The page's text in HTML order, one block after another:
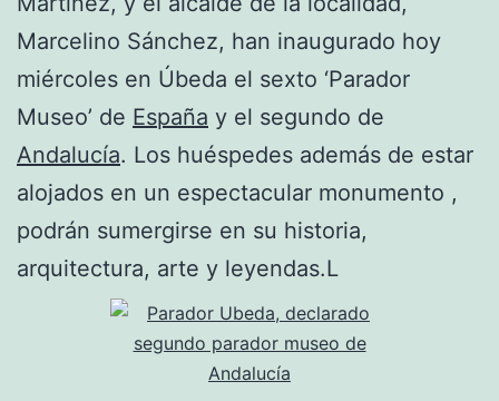
Marcelino Sánchez, han inaugurado hoy
miércoles en Úbeda el sexto ‘Parador
Museo’ de España y el segundo de
Andalucía. Los huéspedes además de estar
alojados en un espectacular monumento ,
podrán sumergirse en su historia,
arquitectura, arte y leyendas.L